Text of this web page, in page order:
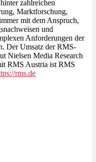
zahlreichen
Marktforschung,
mit dem Anspruch,
und
Anforderungen der
Der Umsatz der RMS-
Nielsen Media Research
RMS Austria ist RMS
rms.de